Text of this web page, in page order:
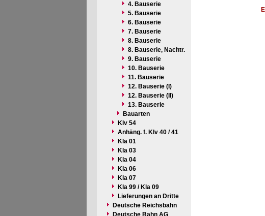
4. Bauserie
5. Bauserie
6. Bauserie
7. Bauserie
8. Bauserie
8. Bauserie, Nachtr.
9. Bauserie
10. Bauserie
11. Bauserie
12. Bauserie (I)
12. Bauserie (II)
13. Bauserie
Bauarten
Klv 54
Anhäng. f. Klv 40 / 41
Kla 01
Kla 03
Kla 04
Kla 06
Kla 07
Kla 99 / Kla 09
Lieferungen an Dritte
Deutsche Reichsbahn
Deutsche Bahn AG